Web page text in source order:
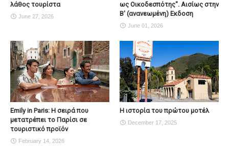
λάθος τουρίστα
June 27, 2026
ως Οικοδεσπότης". Αισίως στην
Β' (ανανεωμένη) Εκδοση
June 01, 2026
Emily in Paris: Η σειρά που
μετατρέπει το Παρίσι σε
τουριστικό προϊόν
February 14, 2026
Η ιστορία του πρώτου μοτέλ
December 17, 2025